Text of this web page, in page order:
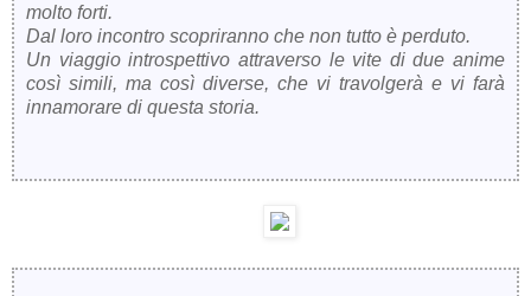
molto forti.
Dal loro incontro scopriranno che non tutto è perduto.
Un viaggio introspettivo attraverso le vite di due anime
così simili, ma così diverse, che vi travolgerà e vi farà
innamorare di questa storia.